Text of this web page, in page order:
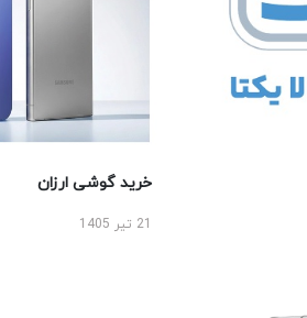
خرید گوشی ارزان